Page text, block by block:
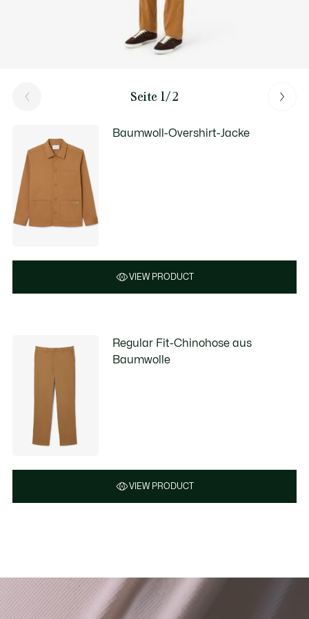
Seite 1/2
Baumwoll-Overshirt-Jacke
VIEW PRODUCT
Regular Fit-Chinohose aus
Baumwolle
VIEW PRODUCT